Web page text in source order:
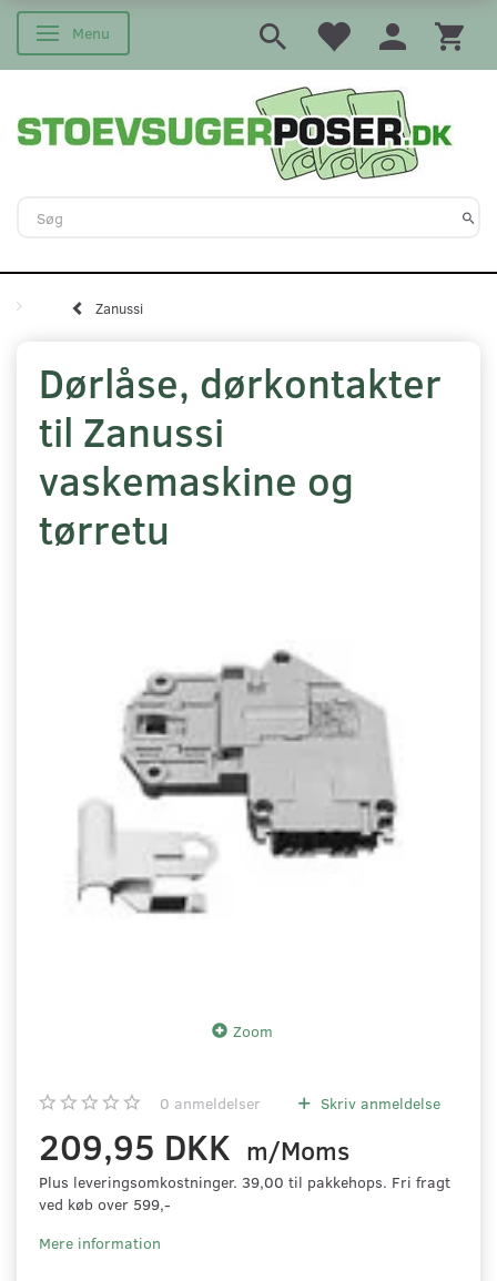
Skifte navigation
Menu
Zanussi
Dørlåse, dørkontakter
til Zanussi
vaskemaskine og
tørretu
Zoom
0 anmeldelser Skriv anmeldelse
209,95 DKK m/Moms
Plus leveringsomkostninger. 39,00 til pakkehops. Fri fragt
ved køb over 599,-
Mere information